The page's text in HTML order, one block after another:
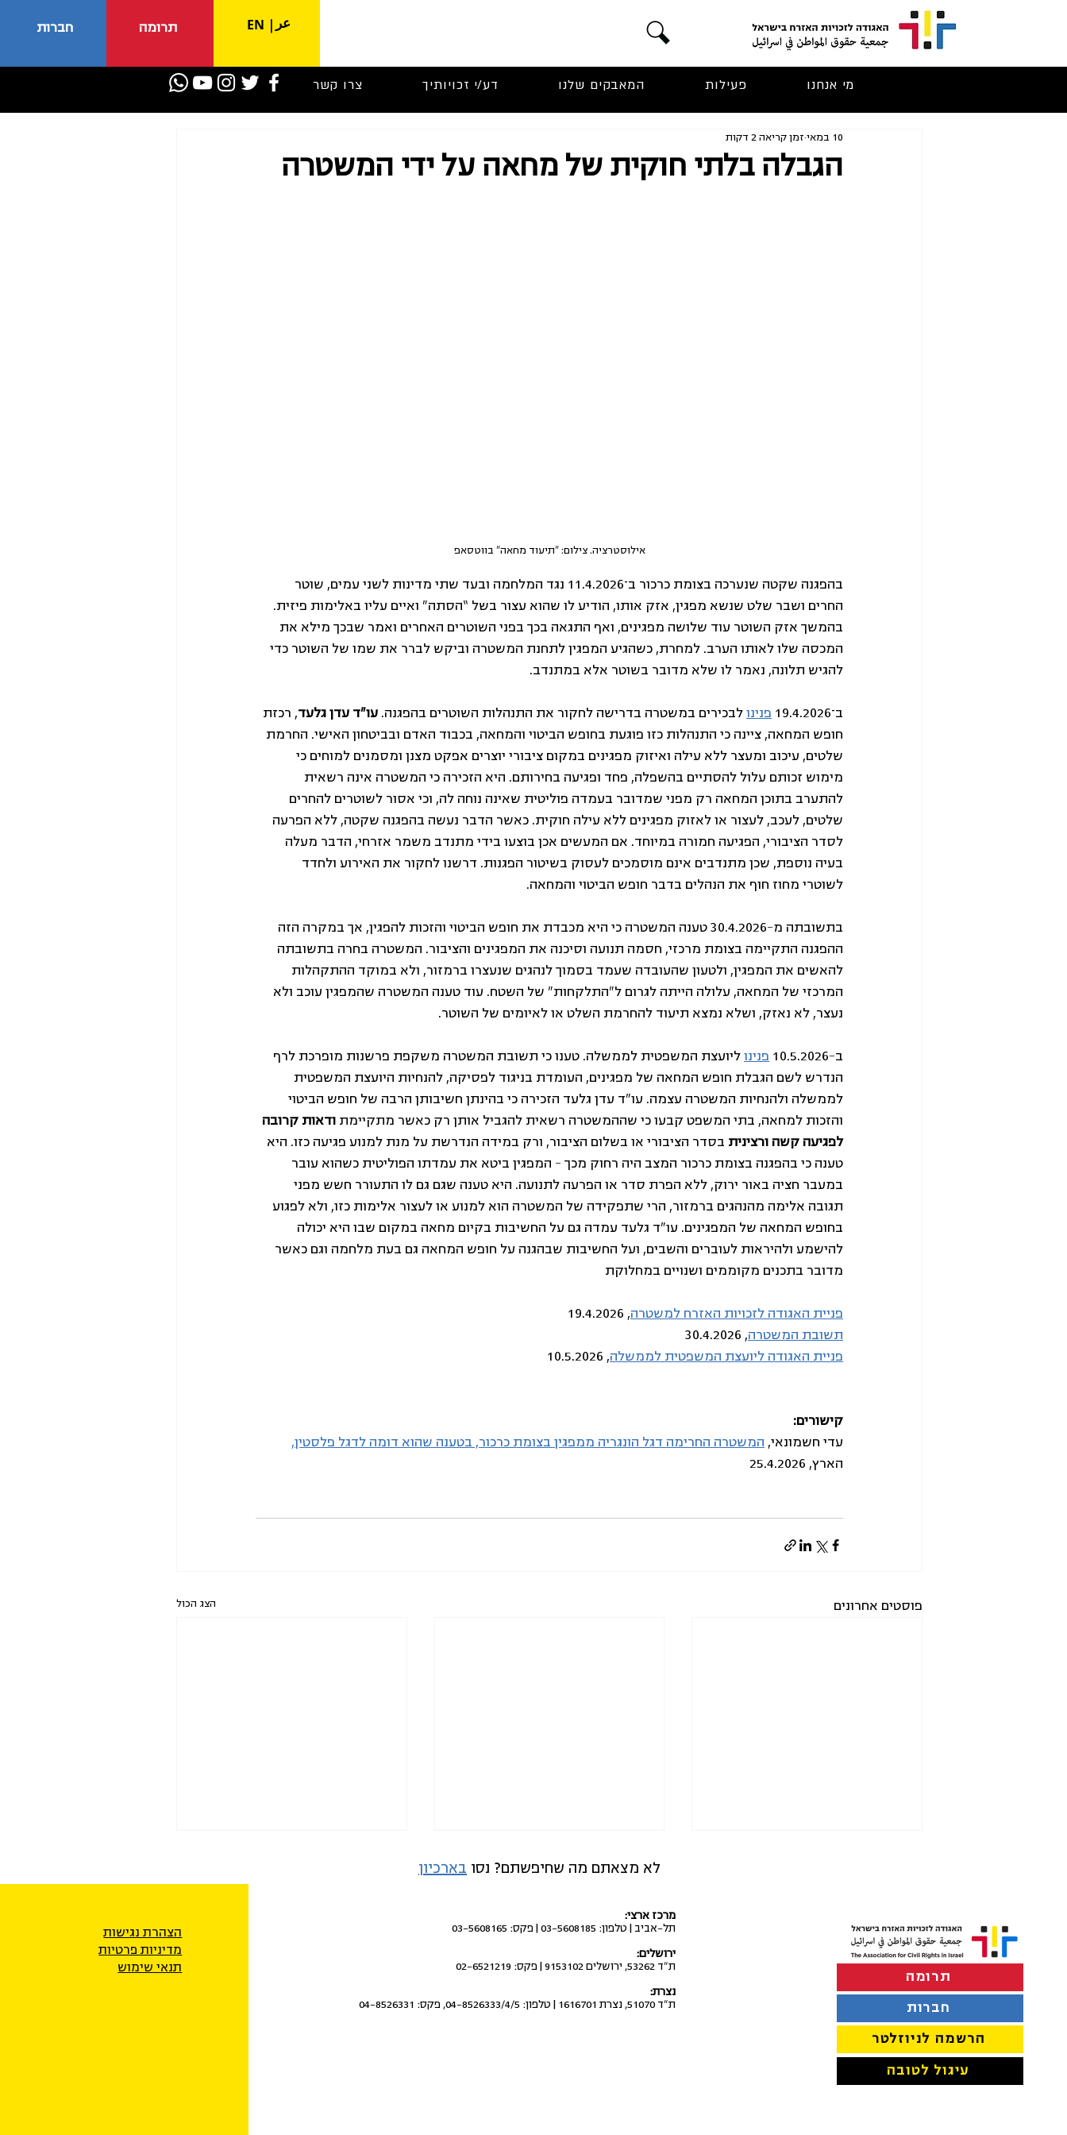
חברות תרומה عر EN
מי אנחנו פעילות המאבקים שלנו דע/י זכויותיך צרו קשר
הגבלה בלתי חוקית של מחאה על ידי המשטרה
10 במאי זמן קריאה 2 דקות
אילוסטרציה. צילום: "תיעוד מחאה" בווטסאפ
בהפגנה שקטה שנערכה בצומת כרכור ב־11.4.2026 נגד המלחמה ובעד שתי מדינות לשני עמים, שוטר
החרים ושבר שלט שנשא מפגין, אזק אותו, הודיע לו שהוא עצור בשל “הסתה” ואיים עליו באלימות פיזית.
בהמשך אזק השוטר עוד שלושה מפגינים, ואף התגאה בכך בפני השוטרים האחרים ואמר שבכך מילא את
המכסה שלו לאותו הערב. למחרת, כשהגיע המפגין לתחנת המשטרה וביקש לברר את שמו של השוטר כדי
להגיש תלונה, נאמר לו שלא מדובר בשוטר אלא במתנדב.
ב־19.4.2026 פנינו לבכירים במשטרה בדרישה לחקור את התנהלות השוטרים בהפגנה. עו"ד עדן גלעד, רכזת
חופש המחאה, ציינה כי התנהלות כזו פוגעת בחופש הביטוי והמחאה, בכבוד האדם ובביטחון האישי. החרמת
שלטים, עיכוב ומעצר ללא עילה ואיזוק מפגינים במקום ציבורי יוצרים אפקט מצנן ומסמנים למוחים כי
מימוש זכותם עלול להסתיים בהשפלה, פחד ופגיעה בחירותם. היא הזכירה כי המשטרה אינה רשאית
להתערב בתוכן המחאה רק מפני שמדובר בעמדה פוליטית שאינה נוחה לה, וכי אסור לשוטרים להחרים
שלטים, לעכב, לעצור או לאזוק מפגינים ללא עילה חוקית. כאשר הדבר נעשה בהפגנה שקטה, ללא הפרעה
לסדר הציבורי, הפגיעה חמורה במיוחד. אם המעשים אכן בוצעו בידי מתנדב משמר אזרחי, הדבר מעלה
בעיה נוספת, שכן מתנדבים אינם מוסמכים לעסוק בשיטור הפגנות. דרשנו לחקור את האירוע ולחדד
לשוטרי מחוז חוף את הנהלים בדבר חופש הביטוי והמחאה.
בתשובתה מ-30.4.2026 טענה המשטרה כי היא מכבדת את חופש הביטוי והזכות להפגין, אך במקרה הזה
ההפגנה התקיימה בצומת מרכזי, חסמה תנועה וסיכנה את המפגינים והציבור. המשטרה בחרה בתשובתה
להאשים את המפגין, ולטעון שהעובדה שעמד בסמוך לנהגים שנעצרו ברמזור, ולא במוקד ההתקהלות
המרכזי של המחאה, עלולה הייתה לגרום ל"התלקחות" של השטח. עוד טענה המשטרה שהמפגין עוכב ולא
נעצר, לא נאזק, ושלא נמצא תיעוד להחרמת השלט או לאיומים של השוטר.
ב-10.5.2026 פנינו ליועצת המשפטית לממשלה. טענו כי תשובת המשטרה משקפת פרשנות מופרכת לרף
הנדרש לשם הגבלת חופש המחאה של מפגינים, העומדת בניגוד לפסיקה, להנחיות היועצת המשפטית
לממשלה ולהנחיות המשטרה עצמה. עו"ד עדן גלעד הזכירה כי בהינתן חשיבותן הרבה של חופש הביטוי
והזכות למחאה, בתי המשפט קבעו כי שההמשטרה רשאית להגביל אותן רק כאשר מתקיימת ודאות קרובה
לפגיעה קשה ורצינית בסדר הציבורי או בשלום הציבור, ורק במידה הנדרשת על מנת למנוע פגיעה כזו. היא
טענה כי בהפגנה בצומת כרכור המצב היה רחוק מכך – המפגין ביטא את עמדתו הפוליטית כשהוא עובר
במעבר חציה באור ירוק, ללא הפרת סדר או הפרעה לתנועה. היא טענה שגם גם לו התעורר חשש מפני
תגובה אלימה מהנהגים ברמזור, הרי שתפקידה של המשטרה הוא למנוע או לעצור אלימות כזו, ולא לפגוע
בחופש המחאה של המפגינים. עו"ד גלעד עמדה גם על החשיבות בקיום מחאה במקום שבו היא יכולה
להישמע ולהיראות לעוברים והשבים, ועל החשיבות שבהגנה על חופש המחאה גם בעת מלחמה וגם כאשר
מדובר בתכנים מקוממים ושנויים במחלוקת
פניית האגודה לזכויות האזרח למשטרה, 19.4.2026
תשובת המשטרה, 30.4.2026
פניית האגודה ליועצת המשפטית לממשלה, 10.5.2026
קישורים:
עדי חשמונאי, המשטרה החרימה דגל הונגריה ממפגין בצומת כרכור, בטענה שהוא דומה לדגל פלסטין,
הארץ, 25.4.2026
פוסטים אחרונים הצג הכול
מתוכנית החומש לחברה הערבית
החדש
לא מצאתם מה שחיפשתם? נסו בארכיון
הצהרת נגישות
מדיניות פרטיות
תנאי שימוש
מרכז ארצי:
תל-אביב | טלפון: 03-5608185 | פקס: 03-5608165
ירושלים:
ת"ד 53262, ירושלים 9153102 | פקס: 02-6521219
נצרת:
ת"ד 51070, נצרת 1616701 | טלפון: 04-8526333/4/5, פקס: 04-8526331
תרומה
חברות
הרשמה לניוזלטר
עיגול לטובה